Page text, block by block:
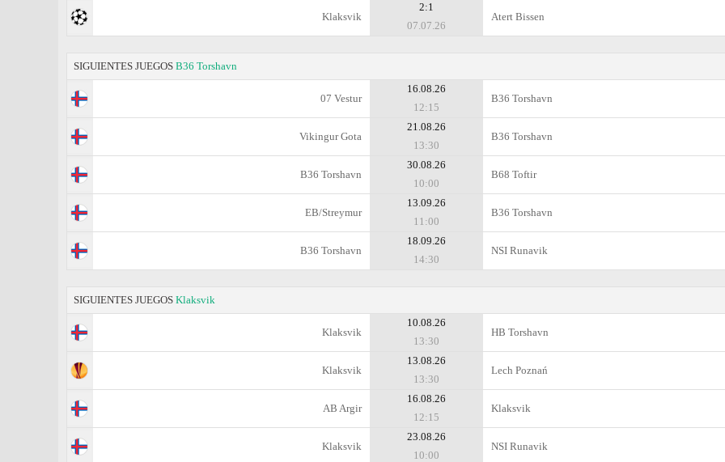
Klaksvik
2:1
07.07.26
Atert Bissen
SIGUIENTES JUEGOS B36 Torshavn
07 Vestur
16.08.26
12:15
B36 Torshavn
Vikingur Gota
21.08.26
13:30
B36 Torshavn
B36 Torshavn
30.08.26
10:00
B68 Toftir
EB/Streymur
13.09.26
11:00
B36 Torshavn
B36 Torshavn
18.09.26
14:30
NSI Runavik
SIGUIENTES JUEGOS Klaksvik
Klaksvik
10.08.26
13:30
HB Torshavn
Klaksvik
13.08.26
13:30
Lech Poznań
AB Argir
16.08.26
12:15
Klaksvik
Klaksvik
23.08.26
10:00
NSI Runavik